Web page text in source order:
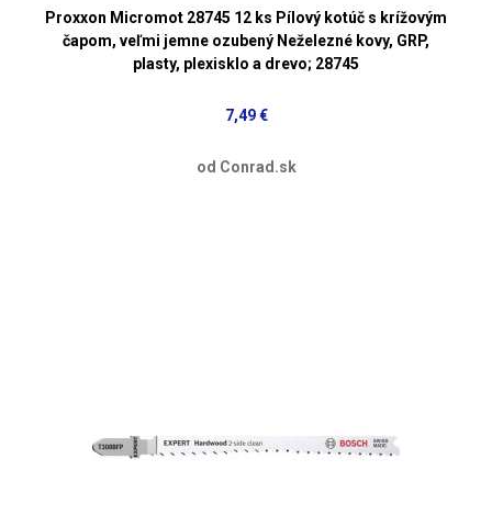
Proxxon Micromot 28745 12 ks Pílový kotúč s krížovým
čapom, veľmi jemne ozubený Neželezné kovy, GRP,
plasty, plexisklo a drevo; 28745
7,49 €
od Conrad.sk